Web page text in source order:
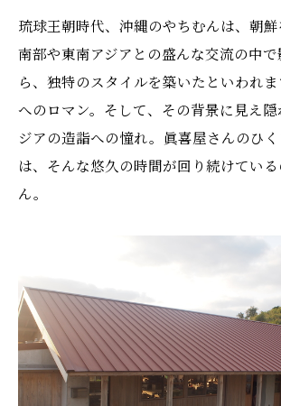
琉球王朝時代、沖縄のやちむんは、朝
南部や東南アジアとの盛んな交流の中
ら、独特のスタイルを築いたといわれ
へのロマン。そして、その背景に見え
ジアの造詣への憧れ。眞喜屋さんのひ
は、そんな悠久の時間が回り続けてい
ん。